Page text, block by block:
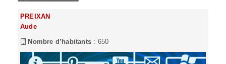
PREIXAN
Aude
Nombre d’habitants : 650